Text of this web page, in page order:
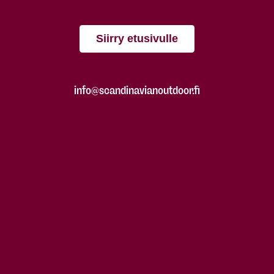
Siirry etusivulle
info@scandinavianoutdoor.fi